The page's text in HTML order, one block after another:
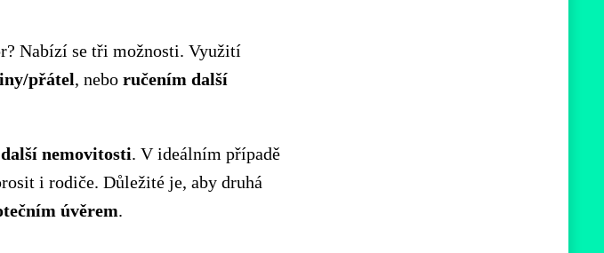
Nabízí se tři možnosti. Využití
přátel, nebo ručením další
nemovitosti. V ideálním případě
i rodiče. Důležité je, aby druhá
úvěrem.